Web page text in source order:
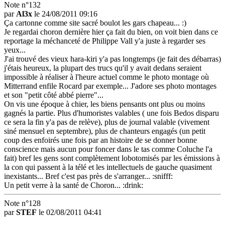
Note n°132
par Al3x le 24/08/2011 09:16
Ça cartonne comme site sacré boulot les gars chapeau... :)
Je regardai choron dernière hier ça fait du bien, on voit bien dans ce
reportage la méchanceté de Philippe Vall y'a juste à regarder ses
yeux...
J'ai trouvé des vieux hara-kiri y'a pas longtemps (je fait des débarras)
j'étais heureux, la plupart des trucs qu'il y avait dedans seraient
impossible à réaliser à l'heure actuel comme le photo montage où
Mitterrand enfile Rocard par exemple... J'adore ses photo montages
et son "petit côté abbé pierre"...
On vis une époque à chier, les biens pensants ont plus ou moins
gagnés la partie. Plus d'humoristes valables ( une fois Bedos disparu
ce sera la fin y'a pas de relève), plus de journal valable (vivement
siné mensuel en septembre), plus de chanteurs engagés (un petit
coup des enfoirés une fois par an histoire de se donner bonne
conscience mais aucun pour foncer dans le tas comme Coluche l'a
fait) bref les gens sont complètement lobotomisés par les émissions à
la con qui passent à la télé et les intellectuels de gauche quasiment
inexistants... Bref c'est pas près de s'arranger... :snifff:
Un petit verre à la santé de Choron... :drink:
Note n°128
parSTEF le 02/08/2011 04:41